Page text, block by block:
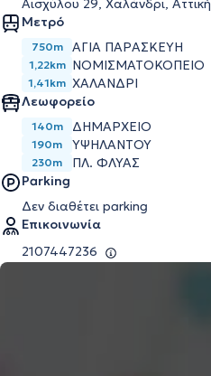
Αισχύλου 29, Χαλάνδρι, Αττική
Μετρό
750m ΑΓΊΑ ΠΑΡΑΣΚΕΥΉ
1,22km ΝΟΜΙΣΜΑΤΟΚΟΠΕΊΟ
1,41km ΧΑΛΆΝΔΡΙ
Λεωφορείο
140m ΔΗΜΑΡΧΕΙΟ
190m ΥΨΗΛΑΝΤΟΥ
230m
ΠΛ. ΦΛΥΑΣ
Parking
Δεν διαθέτει parking
Επικοινωνία
2107447236